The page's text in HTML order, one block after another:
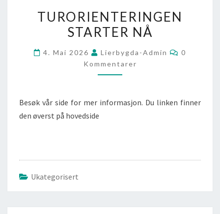
TURORIENTERINGEN
STARTER NÅ
4. Mai 2026 Lierbygda-Admin
0
Kommentarer
Besøk vår side for mer informasjon. Du linken finner
den øverst på hovedside
Ukategorisert